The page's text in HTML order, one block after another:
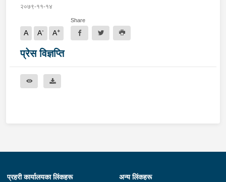
२०७९-११-१४
A A- A+
Share
प्रेस विज्ञप्ति
प्रहरी कार्यालयका लिंकहरू अन्य लिंकहरू